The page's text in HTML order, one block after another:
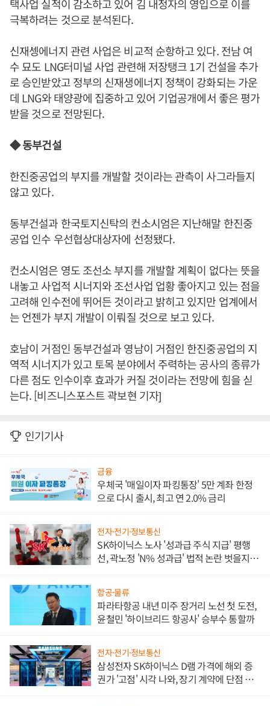
택사업 실적이 감소하고 있어 김 내정자의 영입으로 이를
극복하려는 것으로 분석된다.
신재셍에너지 관련 사업은 비교적 순항하고 있다. 전남 여
수 묘도 LNG터미널 사업 관련해 저장탱크 1기 건설을 추가
로 승인받았고 정부의 신재생에너지 정책이 강화되는 가운
데 LNG와 태양광에 집중하고 있어 기업공개에서 좋은 평가
받을 것으로 전망된다.
◆ 동부건설
한진중공업의 부지를 개발할 것이라는 관측이 사그라들지
않고 있다.
동부건설과 한국토지신탁의 컨소시엄은 지난해말 한진중
공업 인수 우선협상대상자에 선정됐다.
컨소시엄은 영도 조선소 부지를 개발할 계획이 없다는 뜻을
내놓고 사업적 시너지와 조선사업 업황 좋아지고 있는 점을
고려해 인수전에 뛰어든 것이라고 밝히고 있지만 업계에서
는 언젠가 부지 개발이 이뤄질 것으로 보고 있다.
호남이 거점인 동부건설과 영남이 거점인 한진중공업의 지
역적 시너지가 있고 토목 분야에서 주력하는 공사의 종류가
다른 점도 인수이후 효과가 커질 것이라는 전망에 힘을 싣
는다. [비즈니스포스트 곽보현 기자]
인기기사
금융
우체국 '매일이자 파킹통장' 5만 계좌 한정
으로 다시 출시, 최고 연 2.0% 금리
전자·전기·정보통신
SK하이닉스 노사 '성과급 주식 지급' 평행
선, 곽노정 'N% 성과급' 법적 논란 벗을지 주
항공·물류
파라타항공 내년 미주 장거리 노선 첫 도전,
윤철민 '하이브리드 항공사' 승부수 통할까
전자·전기·정보통신
삼성전자 SK하이닉스 D램 가격에 해외 증
권가 '고점' 시각 나와, 장기 계약에 단점 부